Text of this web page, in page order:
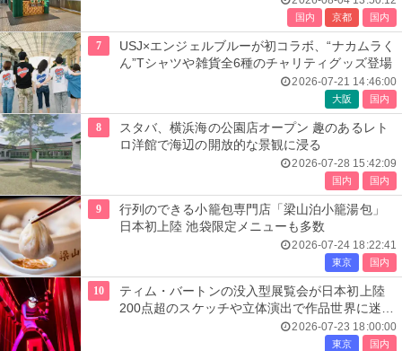
国内 京都 国内
7
USJ×エンジェルブルーが初コラボ、“ナカムラく
ん”Tシャツや雑貨全6種のチャリティグッズ登場
2026-07-21 14:46:00
大阪 国内
8
スタバ、横浜海の公園店オープン 趣のあるレト
ロ洋館で海辺の開放的な景観に浸る
2026-07-28 15:42:09
国内 国内
9
行列のできる小籠包専門店「梁山泊小籠湯包」
日本初上陸 池袋限定メニューも多数
2026-07-24 18:22:41
東京 国内
10
ティム・バートンの没入型展覧会が日本初上陸
200点超のスケッチや立体演出で作品世界に迷い
2026-07-23 18:00:00
東京 国内